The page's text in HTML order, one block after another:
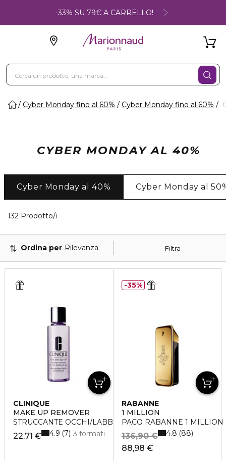
-33% SU 79€ A CARRELLO!
Cyber Monday fino al 60% Cyber Monday fino al 60%
CYBER MONDAY AL 40%
Cyber Monday al 40% Cyber Monday al
132 Prodotto/i
Filtra
Ordina per Rilevanza
CLINIQUE
MAKE UP REMOVER
STRUCCANTE OCCHI/LABBRA TAKE THE DAY OFF
22,71 € 3 formati
4.9 7
RABANNE
1 MILLION
PACO RABANNE 1
88,98 €
136,90 € 4.8 88
35%